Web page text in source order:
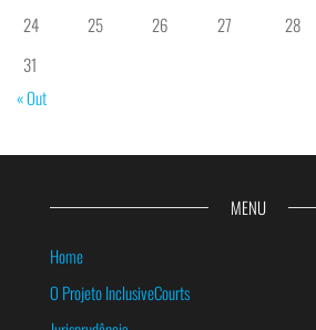
24
25 26 27 28
31
« Out
MENU
Home
O Projeto InclusiveCourts